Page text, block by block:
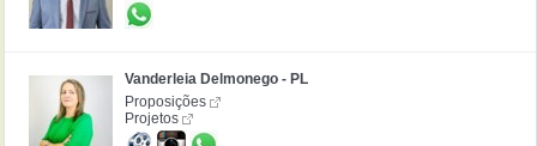
Vanderleia Delmonego - PL
Proposições
Projetos